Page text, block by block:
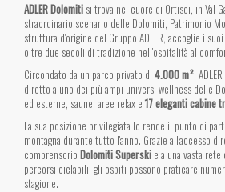
ADLER Dolomiti si trova nel cuore di Ortisei, in Val
straordinario scenario delle Dolomiti, Patrimonio
struttura d'origine del Gruppo ADLER, accoglie i
oltre due secoli di tradizione nell'ospitalità al
Circondato da un parco privato di 4.000 m²,
diretto a uno dei più ampi universi wellness delle
ed esterne, saune, aree relax e 17 eleganti cabine
La sua posizione privilegiata lo rende il punto di
montagna durante tutto l'anno. Grazie all'accesso
comprensorio Dolomiti Superski e a una vasta
percorsi ciclabili, gli ospiti possono praticare
stagione.